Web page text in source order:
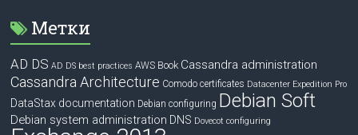
Метки
AD DS AD DS best practices AWS Book Cassandra administration
Cassandra Architecture Comodo certificates Datacenter Expedition Pro
DataStax documentation Debian configuring Debian Soft
Debian system administration DNS Dovecot configuring